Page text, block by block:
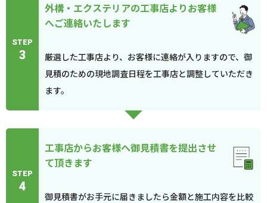
STEP
3
外構・エクステリアの工事店よりお客様
へご連絡いたします
厳選した工事店より、お客様に連絡が入りますので、御
見積のための現地調査日程を工事店と調整していただき
ます。
STEP
4
工事店からお客様へ御見積書を提出させ
て頂きます
御見積書がお手元に届きましたら金額と施工内容を比較